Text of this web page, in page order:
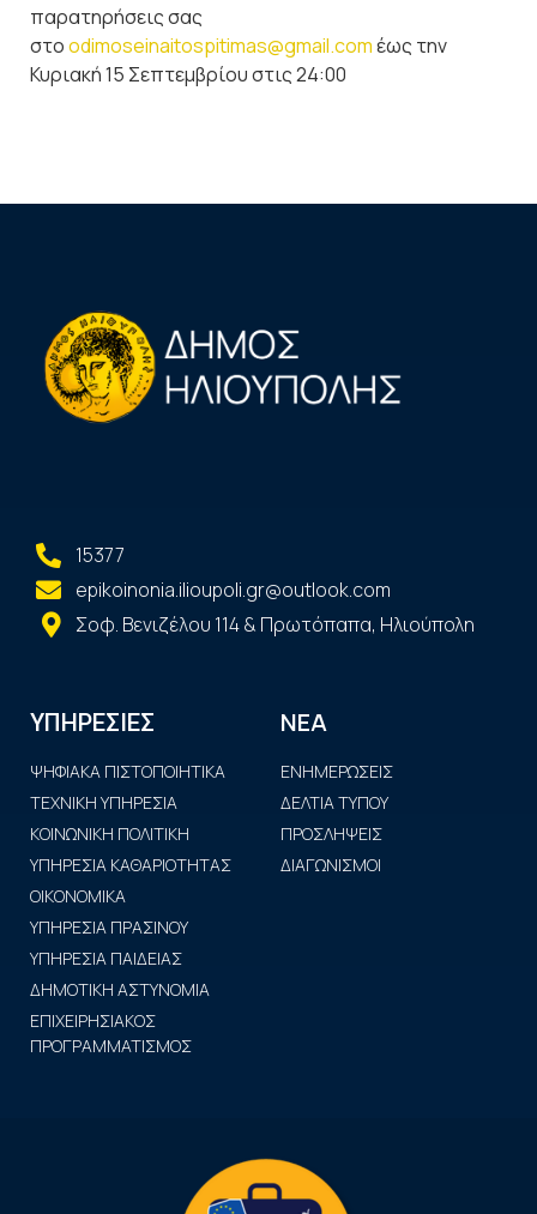
παρατηρήσεις σας
στοodimoseinaitospitimas@gmail.comέως την
Κυριακή 15 Σεπτεμβρίου στις 24:00
15377
epikoinonia.ilioupoli.gr@outlook.com
Σοφ. Βενιζέλου 114 & Πρωτόπαπα, Ηλιούπολη
ΥΠΗΡΕΣΙΕΣ
ΨΗΦΙΑΚΑ ΠΙΣΤΟΠΟΙΗΤΙΚΑ
ΤΕΧΝΙΚΗ ΥΠΗΡΕΣΙΑ
ΚΟΙΝΩΝΙΚΗ ΠΟΛΙΤΙΚΗ
ΥΠΗΡΕΣΙΑ ΚΑΘΑΡΙΟΤΗΤΑΣ
ΟΙΚΟΝΟΜΙΚΑ
ΥΠΗΡΕΣΙΑ ΠΡΑΣΙΝΟΥ
ΥΠΗΡΕΣΙΑ ΠΑΙΔΕΙΑΣ
ΔΗΜΟΤΙΚΗ ΑΣΤΥΝΟΜΙΑ
ΕΠΙΧΕΙΡΗΣΙΑΚΟΣ
ΠΡΟΓΡΑΜΜΑΤΙΣΜΟΣ
ΝΕΑ
ΕΝΗΜΕΡΩΣΕΙΣ
ΔΕΛΤΙΑ ΤΥΠΟΥ
ΠΡΟΣΛΗΨΕΙΣ
ΔΙΑΓΩΝΙΣΜΟΙ